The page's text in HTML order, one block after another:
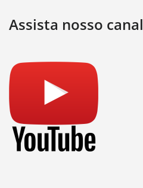
Assista nosso canal